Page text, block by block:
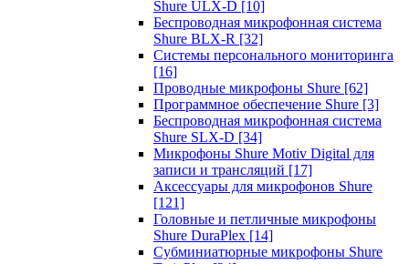
Shure ULX-D [10]
Беспроводная микрофонная система
Shure BLX-R [32]
Системы персонального мониторинга
[16]
Проводные микрофоны Shure [62]
Программное обеспечение Shure [3]
Беспроводная микрофонная система
Shure SLX-D [34]
Микрофоны Shure Motiv Digital для
записи и трансляций [17]
Аксессуары для микрофонов Shure
[121]
Головные и петличные микрофоны
Shure DuraPlex [14]
Субминиатюрные микрофоны Shure